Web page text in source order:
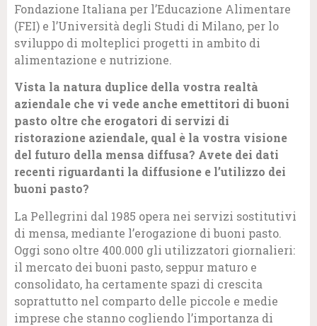
Fondazione Italiana per l’Educazione Alimentare
(FEI) e l’Università degli Studi di Milano, per lo
sviluppo di molteplici progetti in ambito di
alimentazione e nutrizione.
Vista la natura duplice della vostra realtà
aziendale che vi vede anche emettitori di buoni
pasto oltre che erogatori di servizi di
ristorazione aziendale, qual è la vostra visione
del futuro della mensa diffusa? Avete dei dati
recenti riguardanti la diffusione e l’utilizzo dei
buoni pasto?
La Pellegrini dal 1985 opera nei servizi sostitutivi
di mensa, mediante l’erogazione di buoni pasto.
Oggi sono oltre 400.000 gli utilizzatori giornalieri:
il mercato dei buoni pasto, seppur maturo e
consolidato, ha certamente spazi di crescita
soprattutto nel comparto delle piccole e medie
imprese che stanno cogliendo l’importanza di